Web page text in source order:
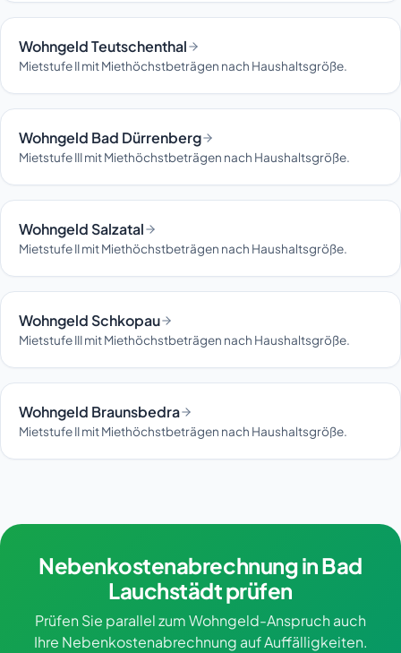
Wohngeld Teutschenthal
Mietstufe II mit Miethöchstbeträgen nach Haushaltsgröße.
Wohngeld Bad Dürrenberg
Mietstufe III mit Miethöchstbeträgen nach Haushaltsgröße.
Wohngeld Salzatal
Mietstufe II mit Miethöchstbeträgen nach Haushaltsgröße.
Wohngeld Schkopau
Mietstufe III mit Miethöchstbeträgen nach Haushaltsgröße.
Wohngeld Braunsbedra
Mietstufe II mit Miethöchstbeträgen nach Haushaltsgröße.
Nebenkostenabrechnung in Bad
Lauchstädt prüfen
Prüfen Sie parallel zum Wohngeld-Anspruch auch
Ihre Nebenkostenabrechnung auf Auffälligkeiten.